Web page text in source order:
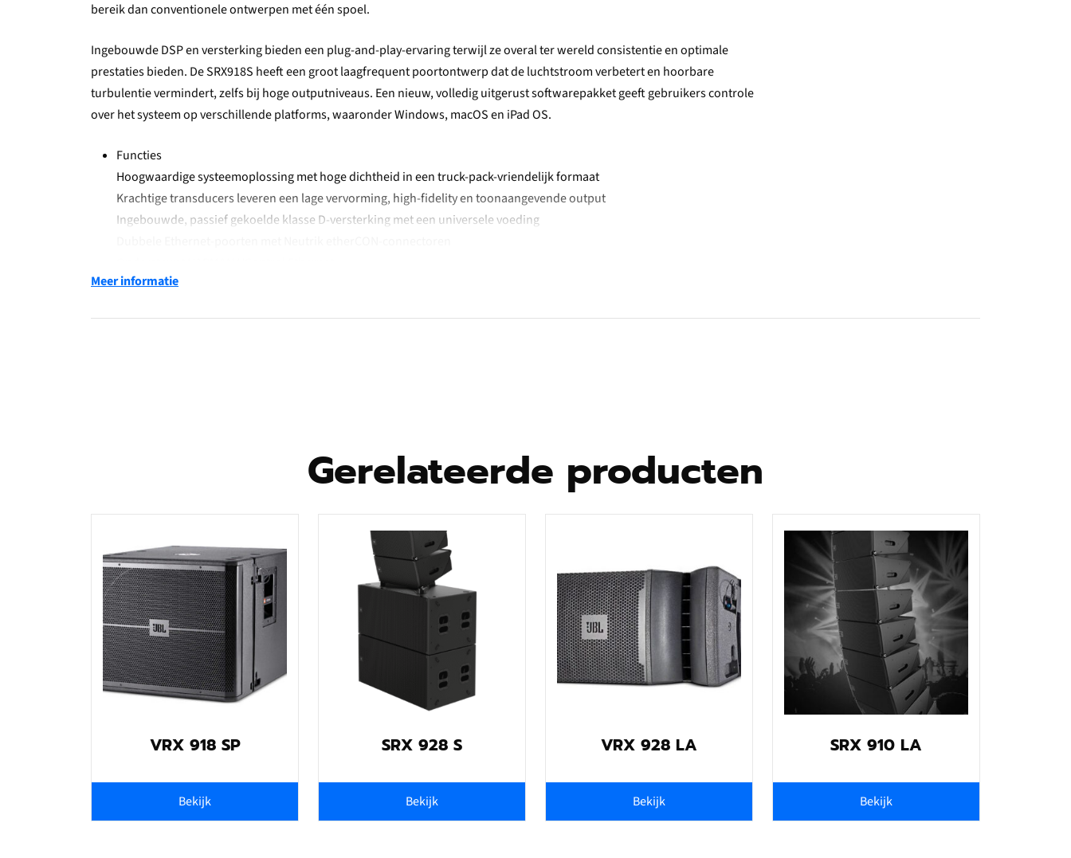
bereik dan conventionele ontwerpen met één spoel.
Ingebouwde DSP en versterking bieden een plug-and-play-ervaring terwijl ze overal ter wereld consistentie en optimale
prestaties bieden. De SRX918S heeft een groot laagfrequent poortontwerp dat de luchtstroom verbetert en hoorbare
turbulentie vermindert, zelfs bij hoge outputniveaus. Een nieuw, volledig uitgerust softwarepakket geeft gebruikers controle
over het systeem op verschillende platforms, waaronder Windows, macOS en iPad OS.
Functies
Hoogwaardige systeemoplossing met hoge dichtheid in een truck-pack-vriendelijk formaat
Krachtige transducers leveren een lage vervorming, high-fidelity en toonaangevende output
Ingebouwde, passief gekoelde klasse D-versterking met een universele voeding
Door de gebruiker bestuurbare DSP
Meer informatie
Gerelateerde producten
VRX 918 SP
Bekijk
SRX 928 S
Bekijk
VRX 928 LA
Bekijk
SRX 910 LA
Bekijk